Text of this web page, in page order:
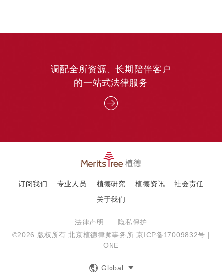
调配全所资源、长期陪伴客户
的一站式法律服务
订阅我们 专业人员 植德研究 植德资讯
社会责任
关于我们
法律声明 |
隐私保护
©2026 版权所有 北京植德律师事务所 京ICP备17009832号 |
ONE
Global
English